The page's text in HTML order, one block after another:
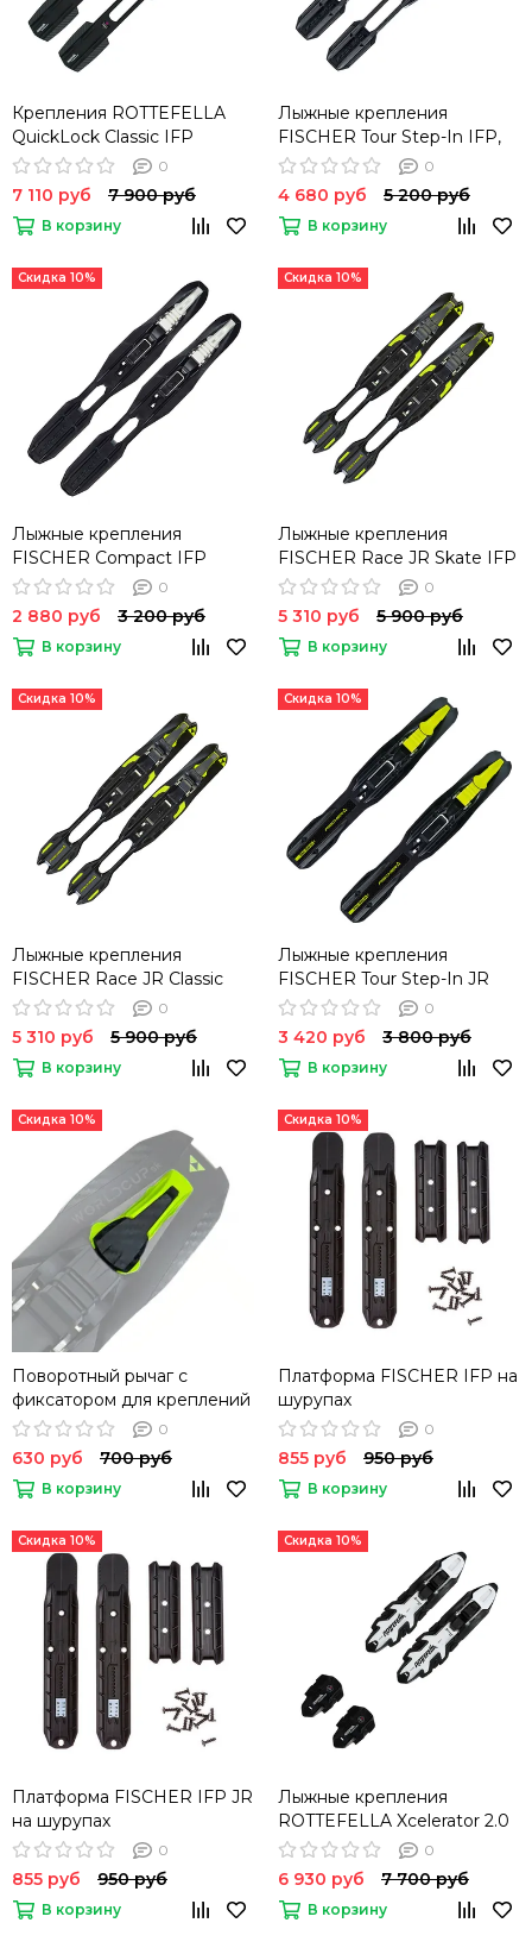
Крепления ROTTEFELLA
QuickLock Classic IFP
0
7 110 руб 7 900 руб
В корзину
Лыжные крепления
FISCHER Tour Step-In IFP,
black/white
0
4 680 руб 5 200 руб
В корзину
Скидка 10%
Лыжные крепления
FISCHER Compact IFP
0
2 880 руб 3 200 руб
В корзину
Скидка 10%
Лыжные крепления
FISCHER Race JR Skate IFP
0
5 310 руб 5 900 руб
В корзину
Скидка 10%
Лыжные крепления
FISCHER Race JR Classic
IFP
0
5 310 руб 5 900 руб
В корзину
Скидка 10%
Лыжные крепления
FISCHER Tour Step-In JR
IFP
0
3 420 руб 3 800 руб
В корзину
Скидка 10%
Поворотный рычаг с
фиксатором для креплений
FISCHER
0
630 руб 700 руб
В корзину
Скидка 10%
Платформа FISCHER IFP на
шурупах
0
855 руб 950 руб
В корзину
Скидка 10%
Платформа FISCHER IFP JR
на шурупах
0
855 руб 950 руб
В корзину
Скидка 10%
Лыжные крепления
ROTTEFELLA Xcelerator 2.0
Skate NIS
0
6 930 руб 7 700 руб
В корзину